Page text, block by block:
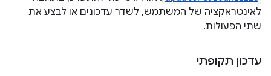
לאינטראקציה של המשתמש, לשדר עדכונים או לבצע את
שתי הפעולות.
עדכון תקופתי